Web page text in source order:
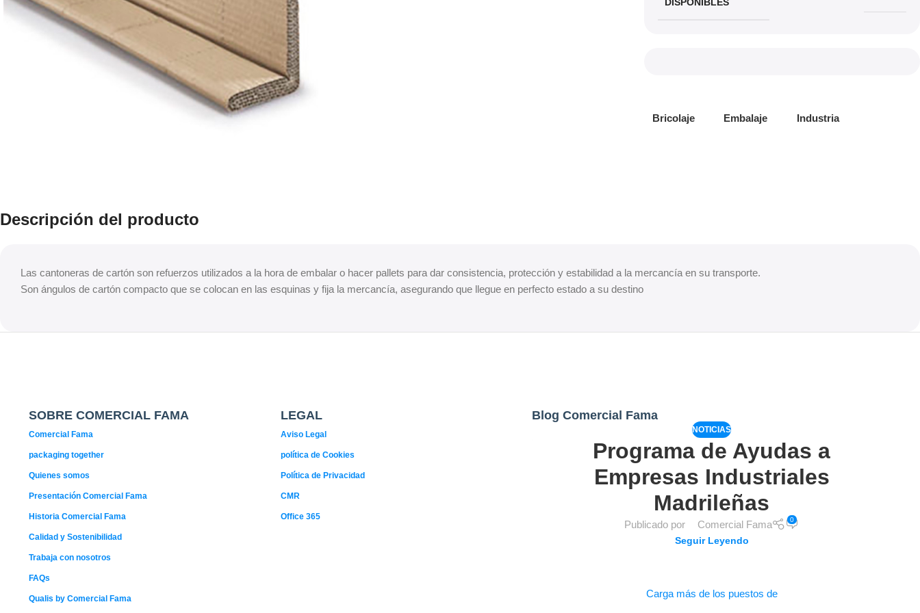
Bricolaje Embalaje Industria
Descripción del producto
Las cantoneras de cartón son refuerzos utilizados a la hora de embalar o hacer pallets para dar consistencia, protección y estabilidad a la mercancía en su transporte.
Son ángulos de cartón compacto que se colocan en las esquinas y fija la mercancía, asegurando que llegue en perfecto estado a su destino
SOBRE COMERCIAL FAMA
Comercial Fama
packaging together
Quienes somos
Presentación Comercial Fama
Historia Comercial Fama
Calidad y Sostenibilidad
Trabaja con nosotros
FAQs
Qualis by Comercial Fama
LEGAL
Aviso Legal
política de Cookies
Política de Privacidad
CMR
Office 365
Blog Comercial Fama
NOTICIAS
Programa de Ayudas a
Empresas Industriales
Madrileñas
Publicado por Comercial Fama 0
Seguir Leyendo
Carga más de los puestos de